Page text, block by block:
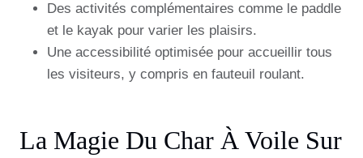
Des activités complémentaires comme le paddle
et le kayak pour varier les plaisirs.
Une accessibilité optimisée pour accueillir tous
les visiteurs, y compris en fauteuil roulant.
La Magie Du Char À Voile Sur